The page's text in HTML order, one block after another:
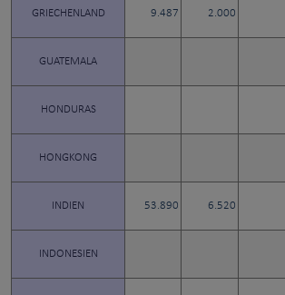
GRIECHENLAND 9.487 2.000
GUATEMALA
HONDURAS
HONGKONG
INDIEN 53.890 6.520
INDONESIEN